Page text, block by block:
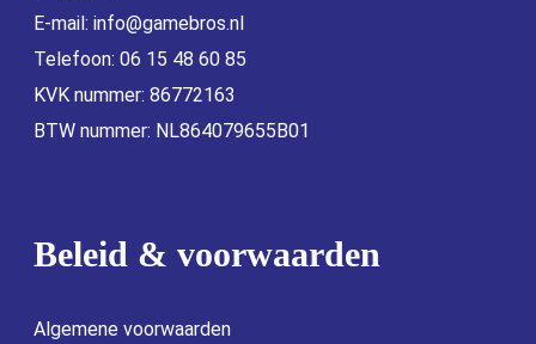
E-mail: info@gamebros.nl
Telefoon: 06 15 48 60 85
KVK nummer: 86772163
BTW nummer: NL864079655B01
Beleid & voorwaarden
Algemene voorwaarden